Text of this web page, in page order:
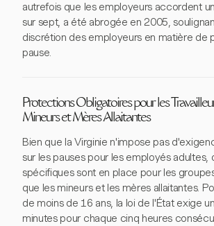
autrefois que les employeurs accordent
sur sept, a été abrogée en 2005,
discrétion des employeurs en matière de
pause.
Protections Obligatoires pour les
Mineurs et Mères Allaitantes
Bien que la Virginie n'impose pas
sur les pauses pour les employés
spécifiques sont en place pour les
que les mineurs et les mères allaitantes.
de moins de 16 ans, la loi de l'État exige
minutes pour chaque cinq heures